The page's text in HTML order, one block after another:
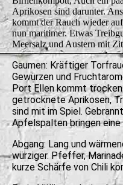
Aprikosen sind darunter.
kommt der Rauch wieder
nun maritimer. Etwas
Meersalz und Austern mit
Gaumen: Kräftiger
Gewürzen und
Port Ellen kommt
getrocknete Aprikosen,
sind mit im Spiel.
Apfelspalten bringen
Abgang: Lang und
würziger. Pfeffer,
kurze Schärfe von Chili